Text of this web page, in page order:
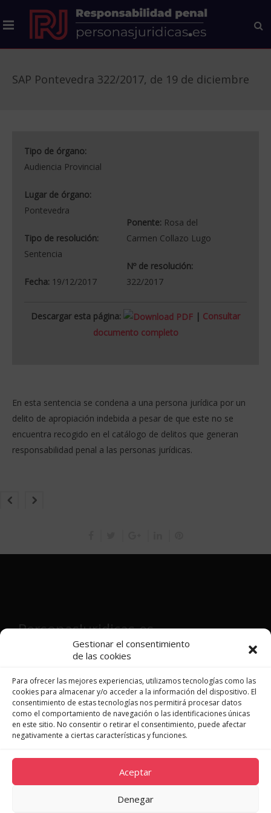
Gestionar el consentimiento
de las cookies
Para ofrecer las mejores experiencias, utilizamos tecnologías como las
cookies para almacenar y/o acceder a la información del dispositivo. El
consentimiento de estas tecnologías nos permitirá procesar datos
como el comportamiento de navegación o las identificaciones únicas
en este sitio. No consentir o retirar el consentimiento, puede afectar
negativamente a ciertas características y funciones.
Aceptar
Denegar
SAP Pontevedra 322/2017, de 19 de diciembre
Tipo de órgano:
Audiencia Provincial
Lugar de órgano:
Pontevedra
Tipo de resolución:
Sentencia
Fecha: 19/12/2017
Ponente:Rosa del
Carmen Collazo Lugo
Nº de resolución:
322/2017
Descargar esta página: | Consultar
documento completo
En esta sentencia se condena a una persona jurídica por un
delito de apropiación indebida a pesar de que este no se
encuentra recogido en el catálogo de delitos que generan
responsabilidad penal a las personas jurídicas.
PersonasJuridicas.es
Director y fundador:
Patón
JURISPRUDENCIA
DOCTRINA